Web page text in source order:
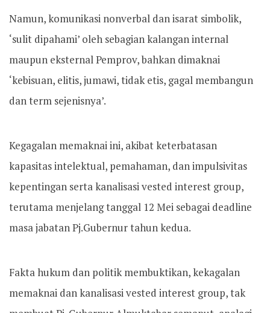
Namun, komunikasi nonverbal dan isarat simbolik,
‘sulit dipahami’ oleh sebagian kalangan internal
maupun eksternal Pemprov, bahkan dimaknai
‘kebisuan, elitis, jumawi, tidak etis, gagal membangun
dan term sejenisnya’.
Kegagalan memaknai ini, akibat keterbatasan
kapasitas intelektual, pemahaman, dan impulsivitas
kepentingan serta kanalisasi vested interest group,
terutama menjelang tanggal 12 Mei sebagai deadline
masa jabatan Pj.Gubernur tahun kedua.
Fakta hukum dan politik membuktikan, kekagalan
memaknai dan kanalisasi vested interest group, tak